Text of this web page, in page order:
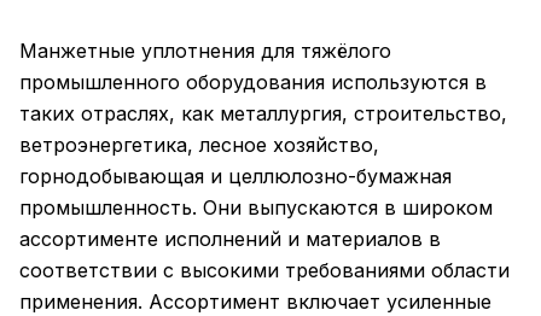
Манжетные уплотнения для тяжёлого
промышленного оборудования используются в
таких отраслях, как металлургия, строительство,
ветроэнергетика, лесное хозяйство,
горнодобывающая и целлюлозно-бумажная
промышленность. Они выпускаются в широком
ассортименте исполнений и материалов в
соответствии с высокими требованиями области
применения. Ассортимент включает усиленные